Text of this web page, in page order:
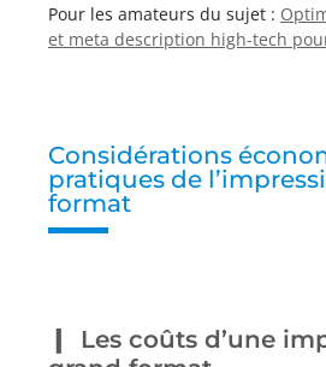
Pour les amateurs du sujet :
et meta description high-tech
Considérations
pratiques de
format
Les coûts d’une